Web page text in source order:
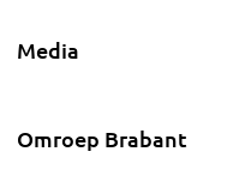
Media
Omroep Brabant